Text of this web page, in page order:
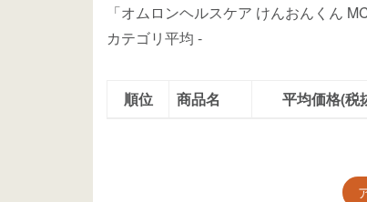
「オムロンヘルスケア けんおんくん
カテゴリ平均 -
順位 商品名 平均価格(税